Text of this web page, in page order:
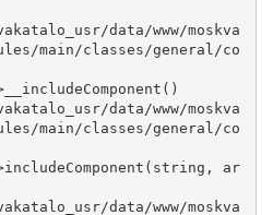
main/classes/general/co
main/classes/general/co
ar